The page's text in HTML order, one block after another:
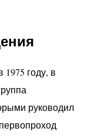
году, в
руководил